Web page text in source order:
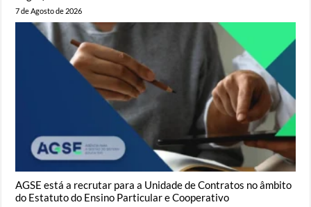
7 de Agosto de 2026
AGSE está a recrutar para a Unidade de Contratos no âmbito
do Estatuto do Ensino Particular e Cooperativo